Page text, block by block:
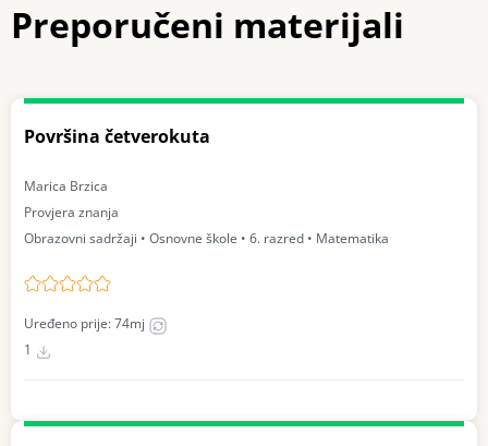
Preporučeni materijali
Površina četverokuta
Marica Brzica
Provjera znanja
Obrazovni sadržaji • Osnovne škole • 6. razred • Matematika
Uređeno prije: 74mj
1